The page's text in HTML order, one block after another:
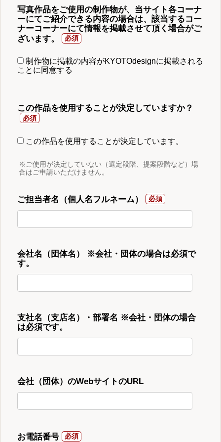
写真作品をご使用の制作物が、当サイト各コーナ
ーにてご紹介できる内容の場合は、該当するコー
ナーコーナーにて情報を掲載させて頂く場合がご
ざいます。
制作物に掲載の内容がKYOTOdesignに掲載される
ことに同意する
この作品を使用することが決定していますか？
この作品を使用することが決定しています。
※ご使用が決定していない（選定段階、提案段階など）場
合はご申請いただけません。
ご担当者名（個人名フルネーム）
会社名（団体名） ※会社・団体の場合は必須で
す。
支社名（支店名）・部署名 ※会社・団体の場合
は必須です。
会社（団体）のWebサイトのURL
お電話番号